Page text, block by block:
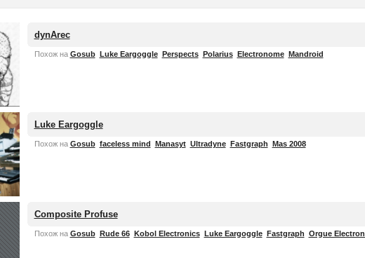
dynArec
Похож на Gosub Luke Eargoggle Perspects Polarius Electronome Mandroid
Luke Eargoggle
Похож на Gosub faceless mind Manasyt Ultradyne Fastgraph Mas 2008
Composite Profuse
Похож на Gosub Rude 66 Kobol Electronics Luke Eargoggle Fastgraph Orgue